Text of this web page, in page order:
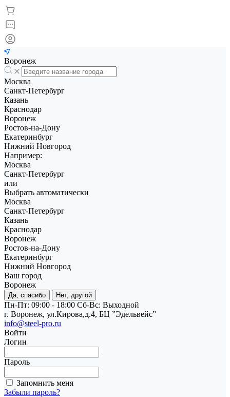
Воронеж
Москва
Санкт-Петербург
Казань
Краснодар
Воронеж
Ростов-на-Дону
Екатеринбург
Нижний Новгород
Например:
Москва
Санкт-Петербург
или
Выбрать автоматически
Москва
Санкт-Петербург
Казань
Краснодар
Воронеж
Ростов-на-Дону
Екатеринбург
Нижний Новгород
Ваш город
Воронеж
Да, спасибо Нет, другой
Пн-Пт: 09:00 - 18:00 Cб-Вс: Выходной
г. Воронеж, ул.Кирова,д.4, БЦ ”Эдельвейс”
info@steel-pro.ru
Войти
Логин
Пароль
Запомнить меня
Забыли пароль?